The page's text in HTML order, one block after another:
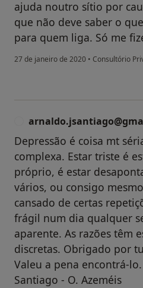
ajuda noutro sítio por
que não deve saber o
para quem liga. Só me
27 de janeiro de 2020 • Consultório
Depressão é coisa mt
complexa. Estar triste é
próprio, é estar
vários, ou consigo
cansado de certas
frágil num dia qualquer
aparente. As razões têm
discretas. Obrigado por
Valeu a pena encontrá-
Santiago - O. Azeméis